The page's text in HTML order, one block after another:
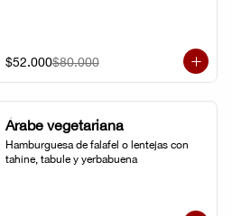
$52.000$80.000
Árabe vegetariana
Hamburguesa de falafel o lentejas con
tahine, tabule y yerbabuena